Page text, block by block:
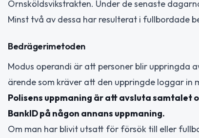
Örnsköldsvikstrakten. Under de senaste
Minst två av dessa har resulterat i fullbordade
Bedrägerimetoden
Modus operandi är att personer blir uppringda
ärende som kräver att den uppringde loggar in
Polisens uppmaning är att avsluta samtalet
BankID på någon annans uppmaning.
Om man har blivit utsatt för försök till eller